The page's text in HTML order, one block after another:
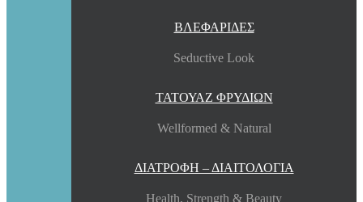
ΒΛΕΦΑΡΙΔΕΣ
Seductive Look
ΤΑΤΟΥΑΖ ΦΡΥΔΙΩΝ
Wellformed & Natural
ΔΙΑΤΡΟΦΗ – ΔΙΑΙΤΟΛΟΓΙΑ
Health, Strength & Beauty